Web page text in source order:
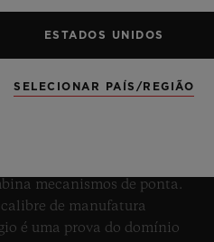
– Como indiscutível
vez a Hublot eleva os
mecanismos de ponta.
de manufatura
é uma prova do domínio
ESTADOS UNIDOS
SELECIONAR PAÍS/REGIÃO